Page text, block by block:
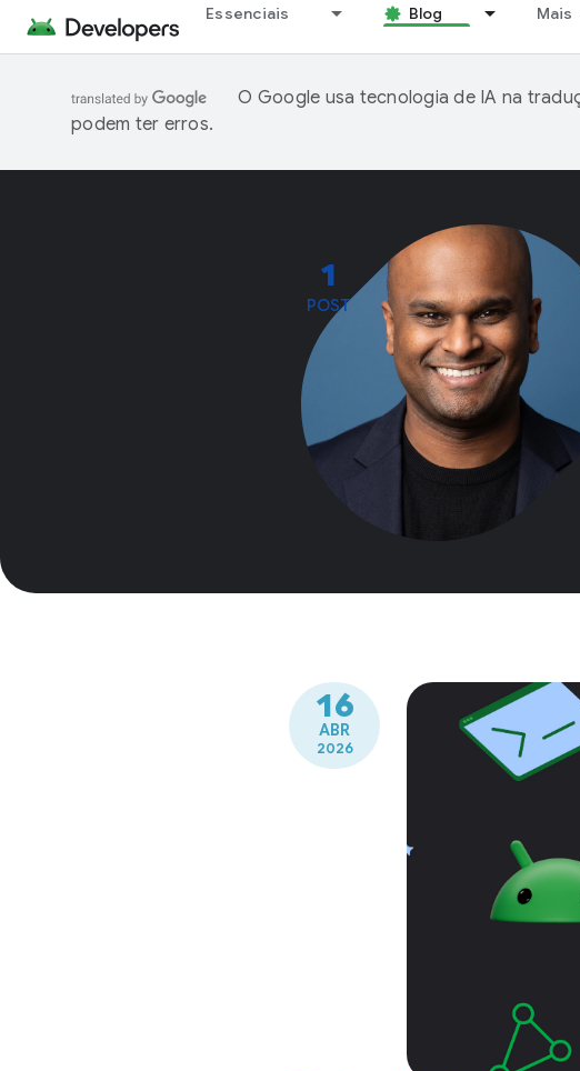
Essenciais Blog Mais
O Google usa tecnologia de IA na
podem ter erros.
1
POST
16
ABR
2026